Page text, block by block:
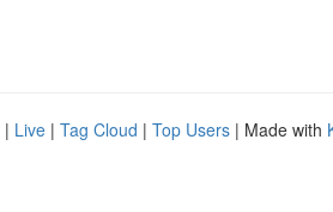
| Live | Tag Cloud | Top Users | Made with